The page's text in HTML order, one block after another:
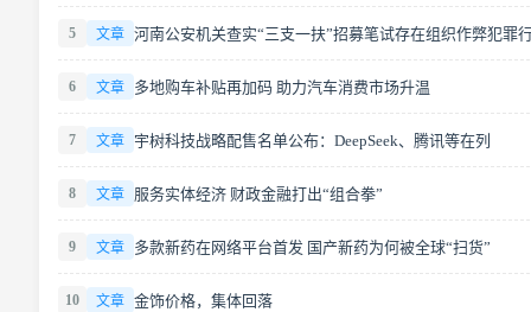
5 文章 河南公安机关查实“三支一扶”招募笔试存在组织作弊犯罪
6 文章 多地购车补贴再加码 助力汽车消费市场升温
7 文章 宇树科技战略配售名单公布：DeepSeek、腾讯等在列
8 文章 服务实体经济 财政金融打出“组合拳”
9 文章 多款新药在网络平台首发 国产新药为何被全球“扫货”
10 文章 金饰价格，集体回落